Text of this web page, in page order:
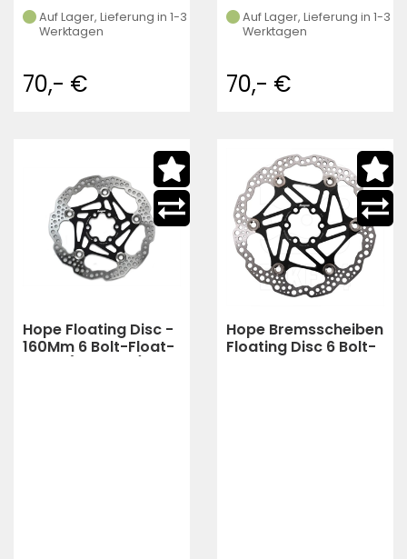
Auf Lager, Lieferung in 1-3
Werktagen
70,- €
Auf Lager, Lieferung in 1-3
Werktagen
70,- €
Hope Floating Disc -
160Mm 6 Bolt-Float-
Hope Bremsscheiben
Floating Disc 6 Bolt-